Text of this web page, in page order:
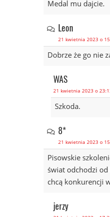
Medal mu dajcie.
Leon
21 kwietnia 2023 o
Dobrze że go nie
WAS
21 kwietnia 2023 o
Szkoda.
8*
21 kwietnia 2023 o
Pisowskie
świat odchodzi
chcą konkurencji
jerzy